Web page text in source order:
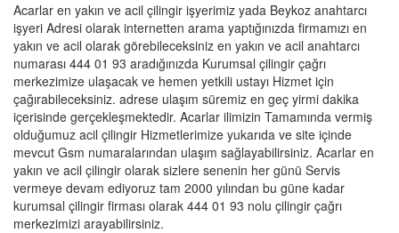
Acarlar en yakın ve acil çilingir işyerimiz yada Beykoz anahtarcı
işyeri Adresi olarak internetten arama yaptığınızda firmamızı en
yakın ve acil olarak görebileceksiniz en yakın ve acil anahtarcı
numarası 444 01 93 aradığınızda Kurumsal çilingir çağrı
merkezimize ulaşacak ve hemen yetkili ustayı Hizmet için
çağırabileceksiniz. adrese ulaşım süremiz en geç yirmi dakika
içerisinde gerçekleşmektedir. Acarlar ilimizin Tamamında vermiş
olduğumuz acil çilingir Hizmetlerimize yukarıda ve site içinde
mevcut Gsm numaralarından ulaşım sağlayabilirsiniz. Acarlar en
yakın ve acil çilingir olarak sizlere senenin her günü Servis
vermeye devam ediyoruz tam 2000 yılından bu güne kadar
kurumsal çilingir firması olarak 444 01 93 nolu çilingir çağrı
merkezimizi arayabilirsiniz.